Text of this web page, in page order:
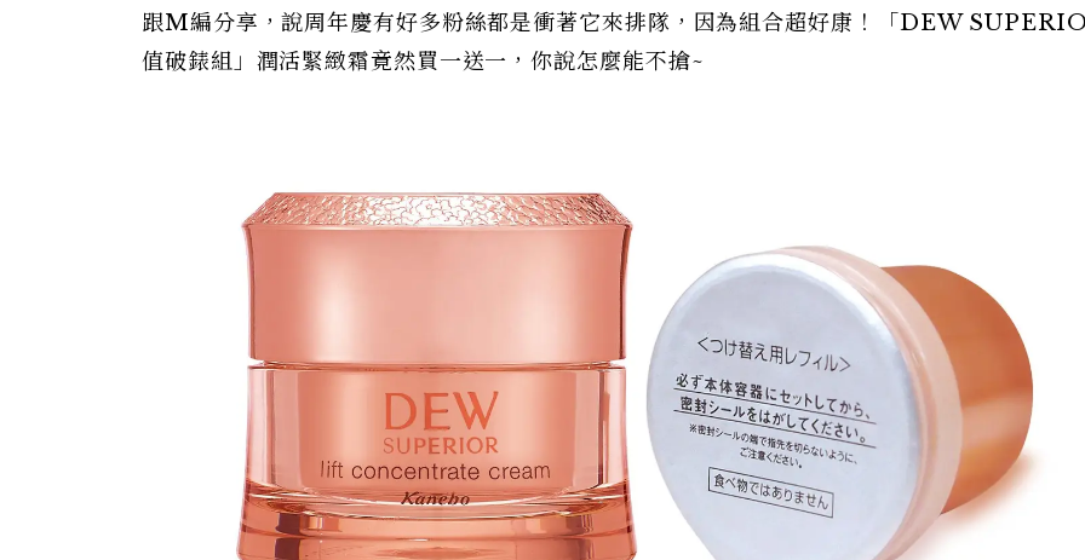
跟M編分享，說周年慶有好多粉絲都是衝著它來排隊，因為組合超好康！「DEW
值破錶組」潤活緊緻霜竟然買一送一，你說怎麼能不搶~